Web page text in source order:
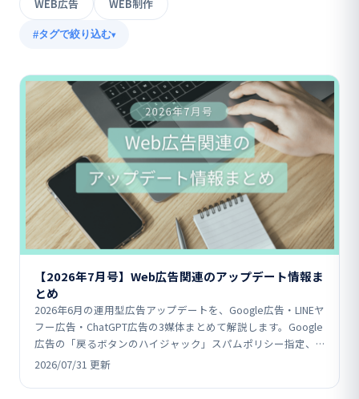
WEB広告 WEB制作
タグで絞り込む▾
【2026年7月号】Web広告関連のアップデート情報ま
とめ
2026年6月の運用型広告アップデートを、Google広告・LINEヤ
フー広告・ChatGPT広告の3媒体まとめて解説します。Google
広告の「戻るボタンのハイジャック」スパムポリシー指定、
LINEヤフー広告の友だち追…
2026/07/31 更新